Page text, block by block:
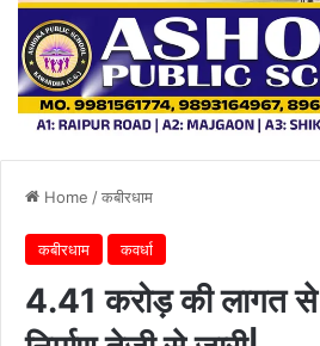
Home /कबीरधाम
कबीरधाम कवर्धा
4.41 करोड़ की लागत से